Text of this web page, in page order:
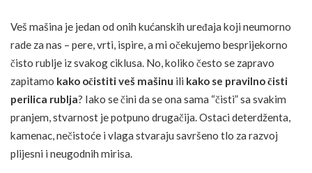
Veš mašina je jedan od onih kućanskih uređaja koji neumorno
rade za nas – pere, vrti, ispire, a mi očekujemo besprijekorno
čisto rublje iz svakog ciklusa. No, koliko često se zapravo
zapitamo kako očistiti veš mašinu ili kako se pravilno čisti
perilica rublja? Iako se čini da se ona sama “čisti” sa svakim
pranjem, stvarnost je potpuno drugačija. Ostaci deterdženta,
kamenac, nečistoće i vlaga stvaraju savršeno tlo za razvoj
plijesni i neugodnih mirisa.